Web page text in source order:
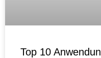
Top 10